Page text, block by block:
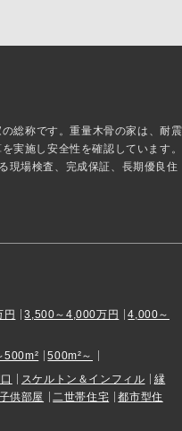
総称です。重量木骨の家は、耐震
実施し安全性を確認しています。
現場検査、完成保証、長期優良住
円 3,500～4,000万円
4,000～
500m²
500m²～
スケルトン＆インフィル
縁
子供部屋 二世帯住宅
都市型住